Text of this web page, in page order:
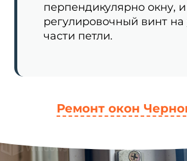
перпендикулярно окну,
регулировочный винт на
части петли.
Ремонт окон